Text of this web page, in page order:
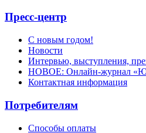
Пресс-центр
С новым годом!
Новости
Интервью, выступления,
НОВОЕ: Онлайн-журнал
Контактная информация
Потребителям
Способы оплаты